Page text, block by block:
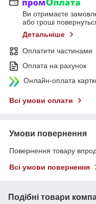
Ви отримаєте
або гроші
Детальніше
Оплатити частинами
Оплата на рахунок
Онлайн-оплата
Всі умови оплати
Умови повернення
Повернення товару
Всі умови повернення
Подібні товари